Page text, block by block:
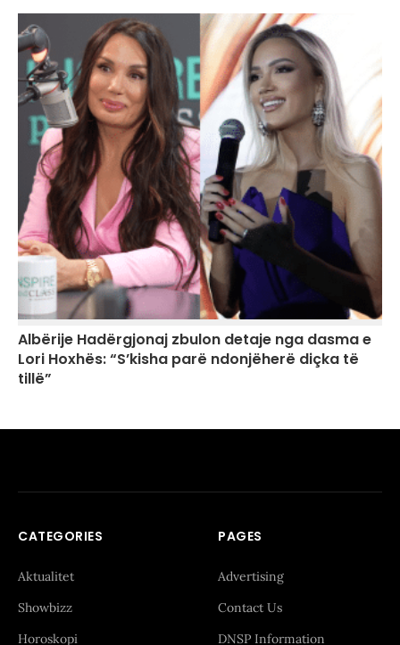
Albërije Hadërgjonaj zbulon detaje nga dasma e
Lori Hoxhës: “S’kisha parë ndonjëherë diçka të
tillë”
CATEGORIES
Aktualitet
Showbizz
Horoskopi
PAGES
Advertising
Contact Us
DNSP Information